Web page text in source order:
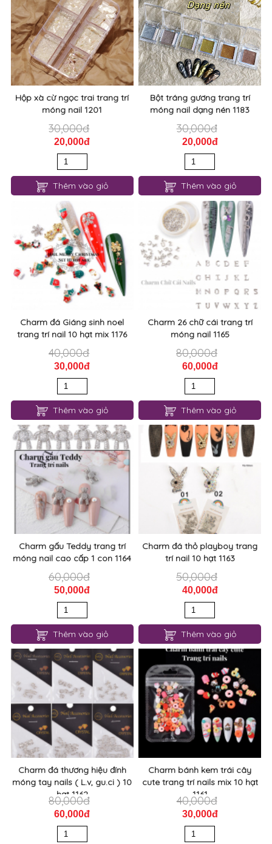
Hộp xà cừ ngọc trai trang trí
móng nail 1201
30,000đ
20,000đ
Thêm vào giỏ
Bột tráng gương trang trí
móng nail dạng nén 1183
30,000đ
20,000đ
Thêm vào giỏ
Charm đá Giáng sinh noel
trang trí nail 10 hạt mix 1176
40,000đ
30,000đ
Thêm vào giỏ
Charm 26 chữ cái trang trí
móng nail 1165
80,000đ
60,000đ
Thêm vào giỏ
Charm gấu Teddy trang trí
móng nail cao cấp 1 con 1164
60,000đ
50,000đ
Thêm vào giỏ
Charm đá thỏ playboy trang
trí nail 10 hạt 1163
50,000đ
40,000đ
Thêm vào giỏ
Charm đá thương hiệu đính
móng tay nails ( L.v, gu.ci ) 10
hạt 1162
80,000đ
60,000đ
Charm bánh kem trái cây
cute trang trí nails mix 10 hạt
1161
40,000đ
30,000đ